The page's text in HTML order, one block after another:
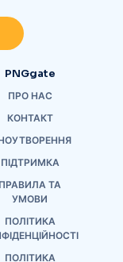
PNGgate
ПРО НАС
КОНТАКТ
ПІДТРИМКА
ПРАВИЛА ТА
УМОВИ
ПОЛІТИКА
ПОЛІТИКА